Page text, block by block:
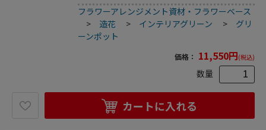
フラワーアレンジメント資材・フラワーベース
> 造花 > インテリアグリーン > グリ
ーンポット
価格： 11,550円(税込)
数量
カートに入れる